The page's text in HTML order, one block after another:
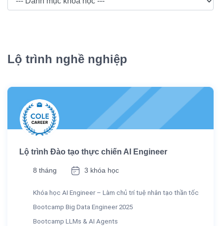
Lộ trình nghề nghiệp
Lộ trình Đào tạo thực chiến AI Engineer
8 tháng 3 khóa học
Khóa học AI Engineer – Làm chủ trí tuệ nhân tạo thần tốc
Bootcamp Big Data Engineer 2025
Bootcamp LLMs & AI Agents